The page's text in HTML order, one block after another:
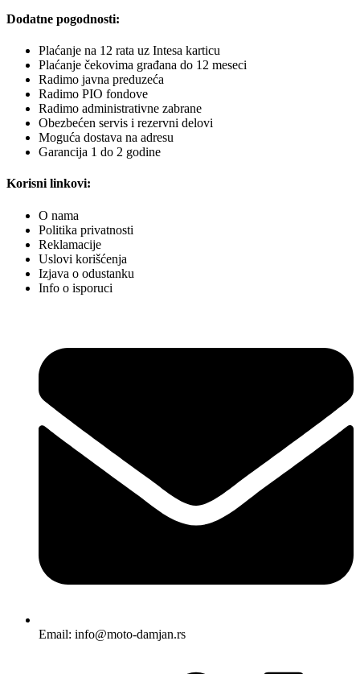
Dodatne pogodnosti:
Plaćanje na 12 rata uz Intesa karticu
Plaćanje čekovima građana do 12 meseci
Radimo javna preduzeća
Radimo PIO fondove
Radimo administrativne zabrane
Obezbećen servis i rezervni delovi
Moguća dostava na adresu
Garancija 1 do 2 godine
Korisni linkovi:
O nama
Politika privatnosti
Reklamacije
Uslovi korišćenja
Izjava o odustanku
Info o isporuci
Email: info@moto-damjan.rs